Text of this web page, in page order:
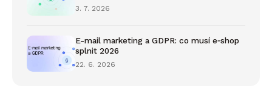
3. 7. 2026
E-mail marketing a GDPR: co musí e‑shop
splnit 2026
22. 6. 2026